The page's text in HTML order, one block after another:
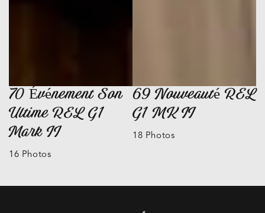
70 Événement Son
Ultime REL G1
Mark II
16 Photos
69 Nouveauté REL
G1 MK II
18 Photos